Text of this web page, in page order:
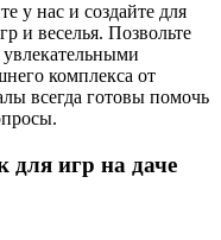
у нас и создайте для
и веселья. Позвольте
комплекса от
всегда готовы помочь
для игр на даче